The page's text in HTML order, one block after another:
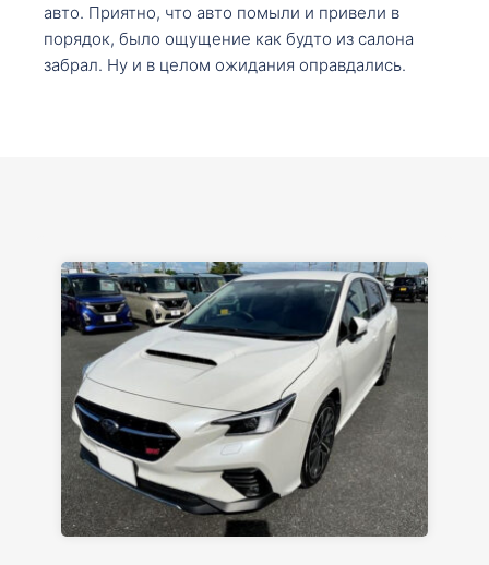
авто. Приятно, что авто помыли и привели в
порядок, было ощущение как будто из салона
забрал. Ну и в целом ожидания оправдались.